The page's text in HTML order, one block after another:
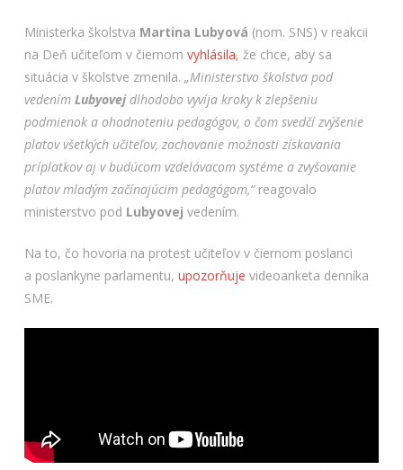
Ministerka školstva Martina Lubyová (nom. SNS) v reakcii
na Deň učiteľom v čiernom vyhlásila, že chce, aby sa
situácia v školstve zmenila. „Ministerstvo školstva pod
vedením Lubyovejdlhodobo vyvíja kroky k zlepšeniu
podmienok a ohodnoteniu pedagógov, o čom svedčí zvýšenie
platov všetkých učiteľov, zachovanie možnosti získavania
príplatkov aj v budúcom vzdelávacom systéme a zvyšovanie
platov mladým začínajúcim pedagógom,“reagovalo
ministerstvo pod Lubyovej vedením.
Na to, čo hovoria na protest učiteľov v čiernom poslanci
a poslankyne parlamentu, upozorňuje videoanketa denníka
SME.